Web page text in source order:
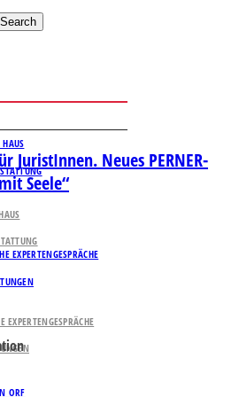
Search
EXPERTENGESPRÄCHE
ORF
EXPERTENGESPRÄCHE
JuristInnen. Neues PERNER-
Seele“